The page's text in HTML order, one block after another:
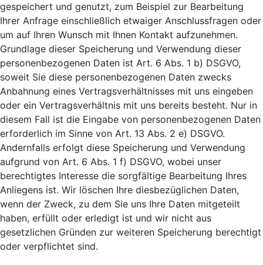
gespeichert und genutzt, zum Beispiel zur Bearbeitung
Ihrer Anfrage einschließlich etwaiger Anschlussfragen oder
um auf Ihren Wunsch mit Ihnen Kontakt aufzunehmen.
Grundlage dieser Speicherung und Verwendung dieser
personenbezogenen Daten ist Art. 6 Abs. 1 b) DSGVO,
soweit Sie diese personenbezogenen Daten zwecks
Anbahnung eines Vertragsverhältnisses mit uns eingeben
oder ein Vertragsverhältnis mit uns bereits besteht. Nur in
diesem Fall ist die Eingabe von personenbezogenen Daten
erforderlich im Sinne von Art. 13 Abs. 2 e) DSGVO.
Andernfalls erfolgt diese Speicherung und Verwendung
aufgrund von Art. 6 Abs. 1 f) DSGVO, wobei unser
berechtigtes Interesse die sorgfältige Bearbeitung Ihres
Anliegens ist. Wir löschen Ihre diesbezüglichen Daten,
wenn der Zweck, zu dem Sie uns Ihre Daten mitgeteilt
haben, erfüllt oder erledigt ist und wir nicht aus
gesetzlichen Gründen zur weiteren Speicherung berechtigt
oder verpflichtet sind.